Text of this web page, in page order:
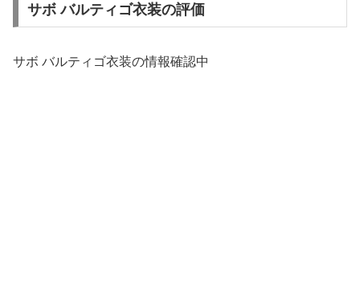
サボ バルティゴ衣装の評価
サボ バルティゴ衣装の情報確認中